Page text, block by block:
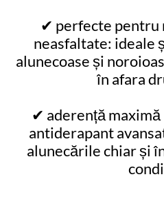
✔ perfecte pentru
neasfaltate: ideale
alunecoase și
în afara
✔ aderență maximă
antiderapant
alunecările chiar și